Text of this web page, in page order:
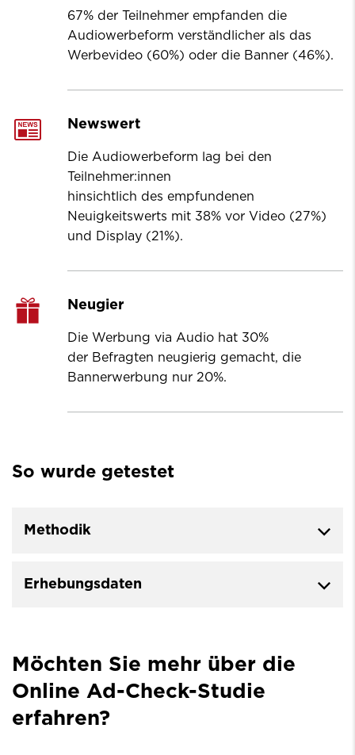
67% der Teilnehmer empfanden die
Audiowerbeform verständlicher als das
Werbevideo (60%) oder die Banner (46%).
Newswert
Die Audiowerbeform lag bei den
Teilnehmer:innen
hinsichtlich des empfundenen
Neuigkeitswerts mit 38% vor Video (27%)
und Display (21%).
Neugier
Die Werbung via Audio hat 30%
der Befragten neugierig gemacht, die
Bannerwerbung nur 20%.
So wurde getestet
Methodik
Erhebungsdaten
Möchten Sie mehr über die
Online Ad-Check-Studie
erfahren?